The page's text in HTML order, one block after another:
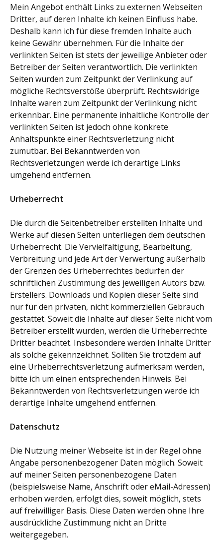
Mein Angebot enthält Links zu externen Webseiten
Dritter, auf deren Inhalte ich keinen Einfluss habe.
Deshalb kann ich für diese fremden Inhalte auch
keine Gewähr übernehmen. Für die Inhalte der
verlinkten Seiten ist stets der jeweilige Anbieter oder
Betreiber der Seiten verantwortlich. Die verlinkten
Seiten wurden zum Zeitpunkt der Verlinkung auf
mögliche Rechtsverstöße überprüft. Rechtswidrige
Inhalte waren zum Zeitpunkt der Verlinkung nicht
erkennbar. Eine permanente inhaltliche Kontrolle der
verlinkten Seiten ist jedoch ohne konkrete
Anhaltspunkte einer Rechtsverletzung nicht
zumutbar. Bei Bekanntwerden von
Rechtsverletzungen werde ich derartige Links
umgehend entfernen.
Urheberrecht
Die durch die Seitenbetreiber erstellten Inhalte und
Werke auf diesen Seiten unterliegen dem deutschen
Urheberrecht. Die Vervielfältigung, Bearbeitung,
Verbreitung und jede Art der Verwertung außerhalb
der Grenzen des Urheberrechtes bedürfen der
schriftlichen Zustimmung des jeweiligen Autors bzw.
Erstellers. Downloads und Kopien dieser Seite sind
nur für den privaten, nicht kommerziellen Gebrauch
gestattet. Soweit die Inhalte auf dieser Seite nicht vom
Betreiber erstellt wurden, werden die Urheberrechte
Dritter beachtet. Insbesondere werden Inhalte Dritter
als solche gekennzeichnet. Sollten Sie trotzdem auf
eine Urheberrechtsverletzung aufmerksam werden,
bitte ich um einen entsprechenden Hinweis. Bei
Bekanntwerden von Rechtsverletzungen werde ich
derartige Inhalte umgehend entfernen.
Datenschutz
Die Nutzung meiner Webseite ist in der Regel ohne
Angabe personenbezogener Daten möglich. Soweit
auf meiner Seiten personenbezogene Daten
(beispielsweise Name, Anschrift oder eMail-Adressen)
erhoben werden, erfolgt dies, soweit möglich, stets
auf freiwilliger Basis. Diese Daten werden ohne Ihre
ausdrückliche Zustimmung nicht an Dritte
weitergegeben.